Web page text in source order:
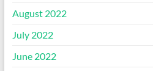
August 2022
July 2022
June 2022